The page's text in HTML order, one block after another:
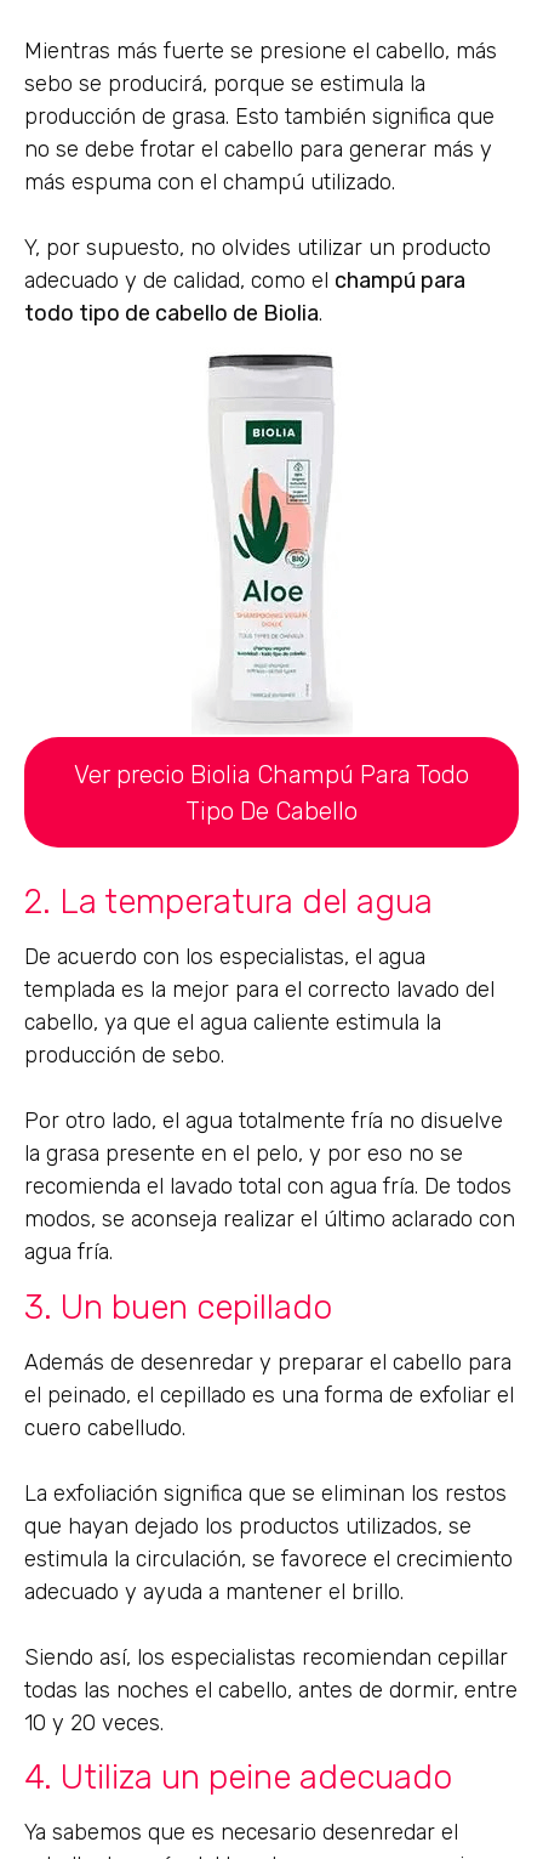
Mientras más fuerte se presione el cabello, más
sebo se producirá, porque se estimula la
producción de grasa. Esto también significa que
no se debe frotar el cabello para generar más y
más espuma con el champú utilizado.
Y, por supuesto, no olvides utilizar un producto
adecuado y de calidad, como el champú para
todo tipo de cabello de Biolia.
Ver precio Biolia Champú Para Todo
Tipo De Cabello
2. La temperatura del agua
De acuerdo con los especialistas, el agua
templada es la mejor para el correcto lavado del
cabello, ya que el agua caliente estimula la
producción de sebo.
Por otro lado, el agua totalmente fría no disuelve
la grasa presente en el pelo, y por eso no se
recomienda el lavado total con agua fría. De todos
modos, se aconseja realizar el último aclarado con
agua fría.
3. Un buen cepillado
Además de desenredar y preparar el cabello para
el peinado, el cepillado es una forma de exfoliar el
cuero cabelludo.
La exfoliación significa que se eliminan los restos
que hayan dejado los productos utilizados, se
estimula la circulación, se favorece el crecimiento
adecuado y ayuda a mantener el brillo.
Siendo así, los especialistas recomiendan cepillar
todas las noches el cabello, antes de dormir, entre
10 y 20 veces.
4. Utiliza un peine adecuado
Ya sabemos que es necesario desenredar el